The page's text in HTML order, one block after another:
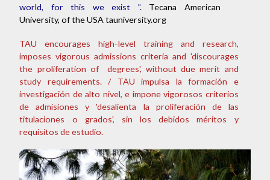
world, for this we exist ”. Tecana American
University, of the USA tauniversity.org
TAU encourages high-level training and research,
imposes vigorous admissions criteria and 'discourages
the proliferation of degrees', without due merit and
study requirements. / TAU impulsa la formación e
investigación de alto nivel, e impone vigorosos criterios
de admisiones y 'desalienta la proliferación de las
titulaciones o grados', sin los debidos méritos y
requisitos de estudio.